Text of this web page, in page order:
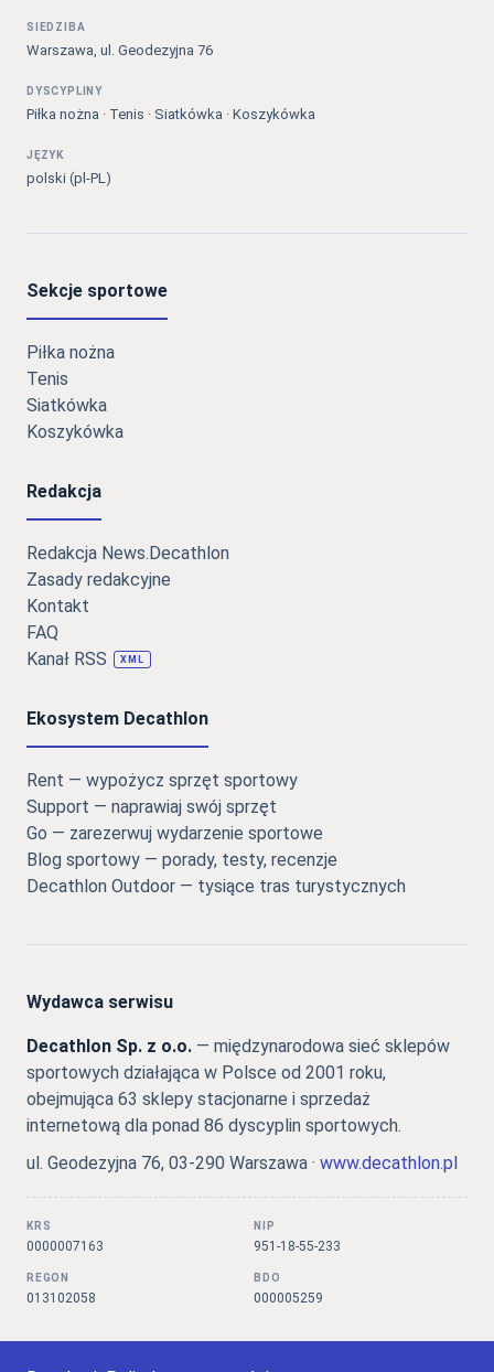
SIEDZIBA
Warszawa, ul. Geodezyjna 76
DYSCYPLINY
Piłka nożna · Tenis · Siatkówka · Koszykówka
JĘZYK
polski (pl-PL)
Sekcje sportowe
Piłka nożna
Tenis
Siatkówka
Koszykówka
Redakcja
Redakcja News.Decathlon
Zasady redakcyjne
Kontakt
FAQ
Kanał RSS
XML
Ekosystem Decathlon
Rent — wypożycz sprzęt sportowy
Support — naprawiaj swój sprzęt
Go — zarezerwuj wydarzenie sportowe
Blog sportowy — porady, testy, recenzje
Decathlon Outdoor — tysiące tras turystycznych
Wydawca serwisu
Decathlon Sp. z o.o. — międzynarodowa sieć sklepów
sportowych działająca w Polsce od 2001 roku,
obejmująca 63 sklepy stacjonarne i sprzedaż
internetową dla ponad 86 dyscyplin sportowych.
ul. Geodezyjna 76, 03-290 Warszawa · www.decathlon.pl
KRS
0000007163
NIP
951-18-55-233
REGON
013102058
BDO
000005259